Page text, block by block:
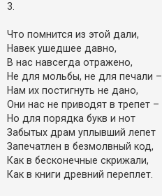
3.
Что помнится из этой дали,
Навек ушедшее давно,
В нас навсегда отражено,
Не для мольбы, не для печали –
Нам их постигнуть не дано,
Они нас не приводят в трепет –
Но для порядка букв и нот
Забытых драм уплывший лепет
Запечатлен в безмолвный код,
Как в бесконечные скрижали,
Как в книги древний переплет.